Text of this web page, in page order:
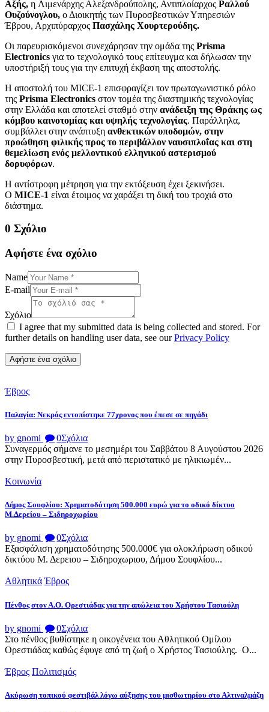
Αξής, η Λιμενάρχης Αλεξανδρούπολης, Αντιπλοίαρχος Ραλλού
Ουζούνογλου, ο Διοικητής των Πυροσβεστικών Υπηρεσιών
Έβρου, Αρχιπύραρχος Πασχάλης Χουρτερούδης.
Οι παρευρισκόμενοι συνεχάρησαν την ομάδα της Prisma
Electronics για το τεχνολογικό τους επίτευγμα και δήλωσαν την
υποστήριξή τους για την επιτυχή έκβαση της αποστολής.
Η αποστολή του MICE-1 επισφραγίζει τον πρωταγωνιστικό ρόλο
της Prisma Electronics στον τομέα της διαστημικής τεχνολογίας
στην Ελλάδα και αποτελεί σταθμό στην ανάδειξη της Θράκης ως
κόμβου καινοτομίας και υψηλής τεχνολογίας. Παράλληλα,
συμβάλλει στην ανάπτυξη ανθεκτικών υποδομών, στην
προώθηση φιλικής προς το περιβάλλον ναυσιπλοΐας και στη
θεμελίωση ενός μελλοντικού ελληνικού αστερισμού
δορυφόρων.
Η αντίστροφη μέτρηση για την εκτόξευση έχει ξεκινήσει.
Ο MICE-1 είναι έτοιμος να χαράξει τη δική του τροχιά στο
διάστημα.
0 Σχόλιο
Αφήστε ένα σχόλιο
Name
E-mail
Σχόλιο
I agree that my submitted data is being collected and stored. For
further details on handling user data, see ourPrivacy Policy
Έβρος
Παλαγία: Νεκρός εντοπίστηκε 77χρονος που έπεσε σε πηγάδι
by gnomi 0Σχόλια
Συναγερμός σήμανε το μεσημέρι του Σαββάτου 8 Αυγούστου 2026
στην Πυροσβεστική, μετά από περιστατικό με ηλικιωμέν...
Κοινωνία
Δήμος Σουφλίου: Χρηματοδότηση 500.000 ευρώ για το οδικό δίκτυο
Μ.Δερείου – Σιδηροχωρίου
by gnomi 0Σχόλια
Εξασφάλιση χρηματοδότησης 500.000€ για ολοκλήρωση οδικού
δικτύου Μ. Δερειου – Σιδηροχωριου, Δήμου Σουφλίου...
Αθλητικά Έβρος
Πένθος στον Α.Ο. Ορεστιάδας για την απώλεια του Χρήστου Τασιούλη
by gnomi 0Σχόλια
Στο πένθος βυθίστηκε η οικογένεια του Αθλητικού Ομίλου
Ορεστιάδας καθώς έφυγε από τη ζωή ο Χρήστος Τασιούλης. Ο...
Έβρος Πολιτισμός
Ακύρωση τοπικού φεστιβάλ λόγω αύξησης του μισθωτηρίου στο Αλτιναλμάζη